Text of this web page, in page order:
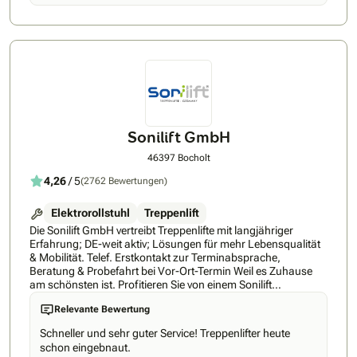
Schwerpunkt darin, Menschen mit Gehbehinderung das
Kundenservice versichern. Sobald der Treppenlift zur
zur Terminabsprache. Wir von Rehabitat versprechen Ihnen
bestmögliche Garantiebedinungen und faire Preise.
sofort an. Unsere kompetenten Mitarbeiter vereinbaren mit
Ihnen direkt einen kostenlosen Beratungstermin bei Ihnen vor
Sonilift GmbH
46397 Bocholt
4,26/ 5(2762 Bewertungen)
Elektrorollstuhl
Treppenlift
Die Sonilift GmbH vertreibt Treppenlifte mit langjähriger
Erfahrung; DE-weit aktiv; Lösungen für mehr Lebensqualität
& Mobilität. Telef. Erstkontakt zur Terminabsprache,
Beratung & Probefahrt bei Vor-Ort-Termin Weil es Zuhause
am schönsten ist. Profitieren Sie von einem Sonilift
Treppenlift, damit auch Ihr Zuhause Ihr Zuhause bleibt.
Exzellenter Service & umfassende Beratung - Ihr Partner für
Ihren Treppenlift - alles aus einer Hand! Auch nach
langjähriger Erfahrung im Mobilitätsbereich möchten wir
unseren Service stetig für Sie weiterentwickeln und
Relevante Bewertung
Schneller und sehr guter Service! Treppenlifter heute
schon eingebnaut.